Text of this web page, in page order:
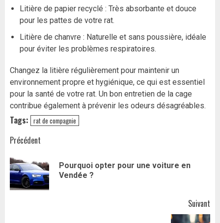
Litière de papier recyclé : Très absorbante et douce
pour les pattes de votre rat.
Litière de chanvre : Naturelle et sans poussière, idéale
pour éviter les problèmes respiratoires.
Changez la litière régulièrement pour maintenir un
environnement propre et hygiénique, ce qui est essentiel
pour la santé de votre rat. Un bon entretien de la cage
contribue également à prévenir les odeurs désagréables.
Tags: rat de compagnie
Navigation
d’article
Précédent
Pourquoi opter pour une voiture en
Vendée ?
Suivant